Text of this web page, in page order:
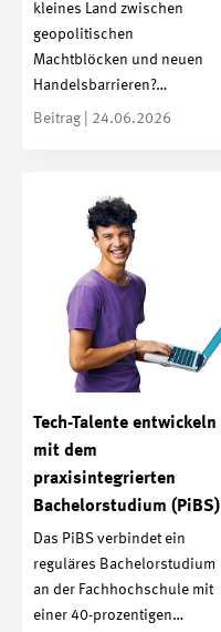
kleines Land zwischen
geopolitischen
Machtblöcken und neuen
Handelsbarrieren?…
Beitrag | 24.06.2026
Tech-Talente entwickeln
mit dem
praxisintegrierten
Bachelorstudium (PiBS)
Das PiBS verbindet ein
reguläres Bachelorstudium
an der Fachhochschule mit
einer 40-prozentigen…